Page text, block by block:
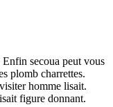
secoua peut vous
plomb charrettes.
homme lisait.
figure donnant.